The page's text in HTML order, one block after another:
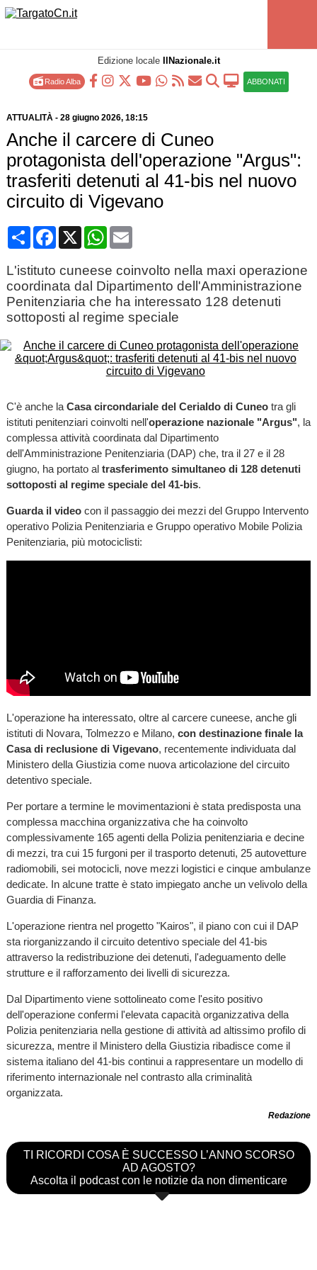
Edizione locale IlNazionale.it
Radio Alba ABBONATI
ATTUALITÀ- 28 giugno 2026, 18:15
Anche il carcere di Cuneo
protagonista dell'operazione "Argus":
trasferiti detenuti al 41-bis nel nuovo
circuito di Vigevano
CondividiFacebook
X WhatsApp
Email
L'istituto cuneese coinvolto nella maxi operazione
coordinata dal Dipartimento dell'Amministrazione
Penitenziaria che ha interessato 128 detenuti
sottoposti al regime speciale
C'è anche la Casa circondariale del Cerialdo di Cuneotra gli
istituti penitenziari coinvolti nell'operazione nazionale "Argus", la
complessa attività coordinata dal Dipartimento
dell'Amministrazione Penitenziaria (DAP) che, tra il 27 e il 28
giugno, ha portato al trasferimento simultaneo di 128 detenuti
sottoposti al regime speciale del 41-bis.
Guarda il videocon il passaggio dei mezzi del Gruppo Intervento
operativo Polizia Penitenziaria e Gruppo operativo Mobile Polizia
Penitenziaria, più motociclisti:
L'operazione ha interessato, oltre al carcere cuneese, anche gli
istituti di Novara, Tolmezzo e Milano, con destinazione finale la
Casa di reclusione di Vigevano, recentemente individuata dal
Ministero della Giustizia come nuova articolazione del circuito
detentivo speciale.
Per portare a termine le movimentazioni è stata predisposta una
complessa macchina organizzativa che ha coinvolto
complessivamente 165 agenti della Polizia penitenziaria e decine
di mezzi, tra cui 15 furgoni per il trasporto detenuti, 25 autovetture
radiomobili, sei motocicli, nove mezzi logistici e cinque ambulanze
dedicate. In alcune tratte è stato impiegato anche un velivolo della
Guardia di Finanza.
L'operazione rientra nel progetto "Kairos", il piano con cui il DAP
sta riorganizzando il circuito detentivo speciale del 41-bis
attraverso la redistribuzione dei detenuti, l'adeguamento delle
strutture e il rafforzamento dei livelli di sicurezza.
Dal Dipartimento viene sottolineato come l'esito positivo
dell'operazione confermi l'elevata capacità organizzativa della
Polizia penitenziaria nella gestione di attività ad altissimo profilo di
sicurezza, mentre il Ministero della Giustizia ribadisce come il
sistema italiano del 41-bis continui a rappresentare un modello di
riferimento internazionale nel contrasto alla criminalità
organizzata.
Redazione
TI RICORDI COSA È SUCCESSO L’ANNO SCORSO
AD AGOSTO?
Ascolta il podcast con le notizie da non dimenticare